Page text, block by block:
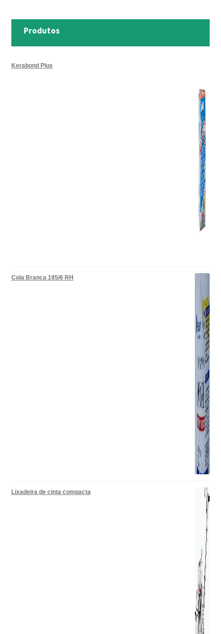
Produtos
Kerabond Plus
Cola Branca 195/6 RH
Lixadeira de cinta compacta